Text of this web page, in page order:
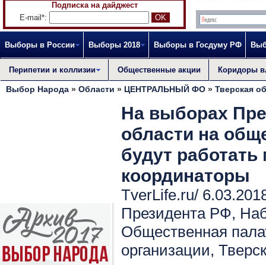
Подписка на дайджест
E-mail*:
Выборы в России Выборы 2018 Выборы в Госдуму РФ
Перипетии и коллизии Общественные акции Коридоры
Выбор Народа » Области » ЦЕНТРАЛЬНЫЙ ФО » Тверская
На выборах
области на
будут
координаторы
TverLife.ru/
Президента РФ,
Общественная
организации,